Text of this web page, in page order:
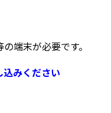
端末が必要です。
みください